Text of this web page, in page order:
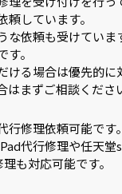
頼しています。
な依頼も受けていま
。
ける場合は優先的に
はまずご相談くださ
行修理依頼可能です。
代行修理や任天堂
も対応可能です。